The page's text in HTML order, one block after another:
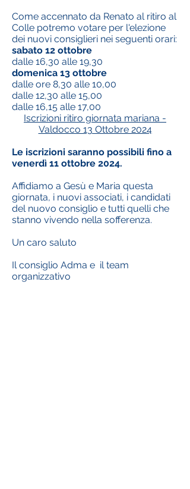
Come accennato da Renato al ritiro al
Colle potremo votare per l'elezione
dei nuovi consiglieri nei seguenti orari:
sabato 12 ottobre
dalle 16,30 alle 19,30
domenica 13 ottobre
dalle ore 8,30 alle 10,00
dalle 12,30 alle 15,00
dalle 16,15 alle 17,00
Iscrizioni ritiro giornata mariana -
Valdocco 13 Ottobre 2024
Le iscrizioni saranno possibili fino a
venerdì 11 ottobre 2024.
Affidiamo a Gesù e Maria questa
giornata, i nuovi associati, i candidati
del nuovo consiglio e tutti quelli che
stanno vivendo nella sofferenza.
Un caro saluto
Il consiglio Adma e il team
organizzativo